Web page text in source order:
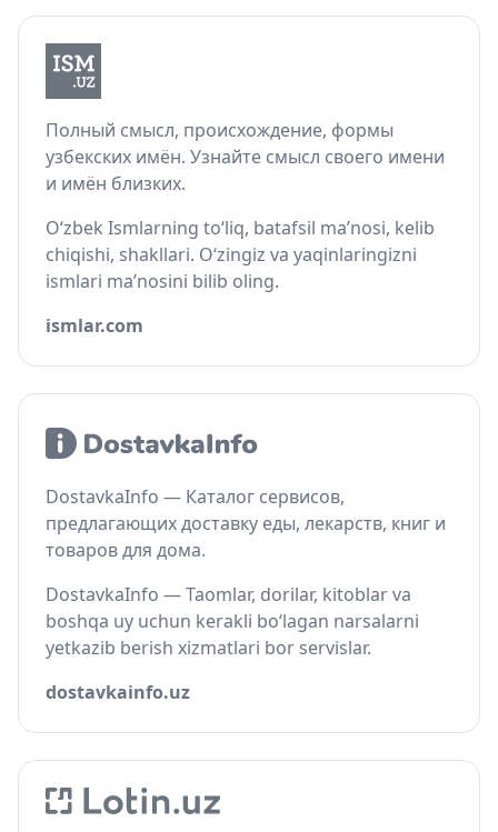
Полный смысл, происхождение, формы
узбекских имён. Узнайте смысл своего имени
и имён близких.
O‘zbek Ismlarning to‘liq, batafsil ma’nosi, kelib
chiqishi, shakllari. O‘zingiz va yaqinlaringizni
ismlari ma’nosini bilib oling.
ismlar.com
DostavkaInfo — Каталог сервисов,
предлагающих доставку еды, лекарств, книг и
товаров для дома.
DostavkaInfo — Taomlar, dorilar, kitoblar va
boshqa uy uchun kerakli bo‘lagan narsalarni
yetkazib berish xizmatlari bor servislar.
dostavkainfo.uz